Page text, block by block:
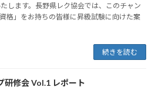
します。長野県レク協会では、このチャン
格」をお持ちの皆様に昇級試験に向けた案
続きを読む
研修会 Vol.1 レポート